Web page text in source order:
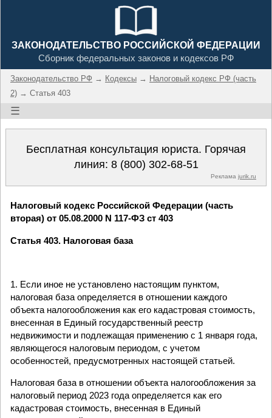
ЗАКОНОДАТЕЛЬСТВО РОССИЙСКОЙ ФЕДЕРАЦИИ
Сборник федеральных законов и кодексов РФ
Законодательство РФ → Кодексы → Налоговый кодекс РФ (часть
2) → Статья 403
☰
Бесплатная консультация юриста. Горячая
линия: 8 (800) 302-68-51
Реклама jurik.ru
Налоговый кодекс Российской Федерации (часть
вторая) от 05.08.2000 N 117-ФЗ ст 403
Статья 403. Налоговая база
1. Если иное не установлено настоящим пунктом,
налоговая база определяется в отношении каждого
объекта налогообложения как его кадастровая стоимость,
внесенная в Единый государственный реестр
недвижимости и подлежащая применению с 1 января года,
являющегося налоговым периодом, с учетом
особенностей, предусмотренных настоящей статьей.
Налоговая база в отношении объекта налогообложения за
налоговый период 2023 года определяется как его
кадастровая стоимость, внесенная в Единый